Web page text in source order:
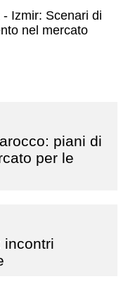
Izmir: Scenari di
nel mercato
piani di
per le
incontri